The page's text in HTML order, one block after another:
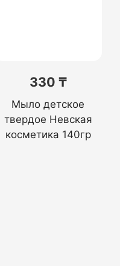
330 ₸
Мыло детское
твердое Невская
косметика 140гр